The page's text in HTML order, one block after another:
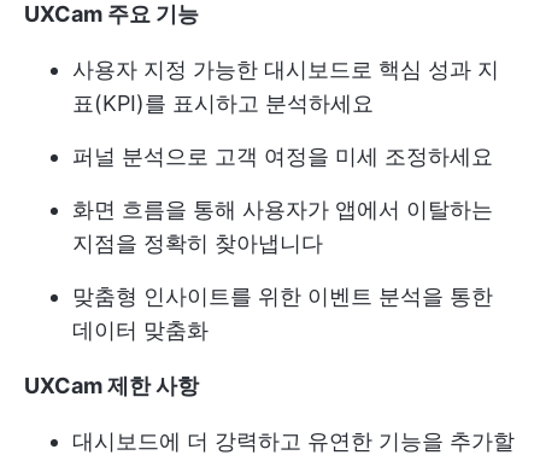
UXCam 주요 기능
사용자 지정 가능한 대시보드로 핵심 성과 지
표(KPI)를 표시하고 분석하세요
퍼널 분석으로 고객 여정을 미세 조정하세요
화면 흐름을 통해 사용자가 앱에서 이탈하는
지점을 정확히 찾아냅니다
맞춤형 인사이트를 위한 이벤트 분석을 통한
데이터 맞춤화
UXCam 제한 사항
대시보드에 더 강력하고 유연한 기능을 추가할